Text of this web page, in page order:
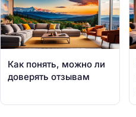
Как понять, можно ли
доверять отзывам